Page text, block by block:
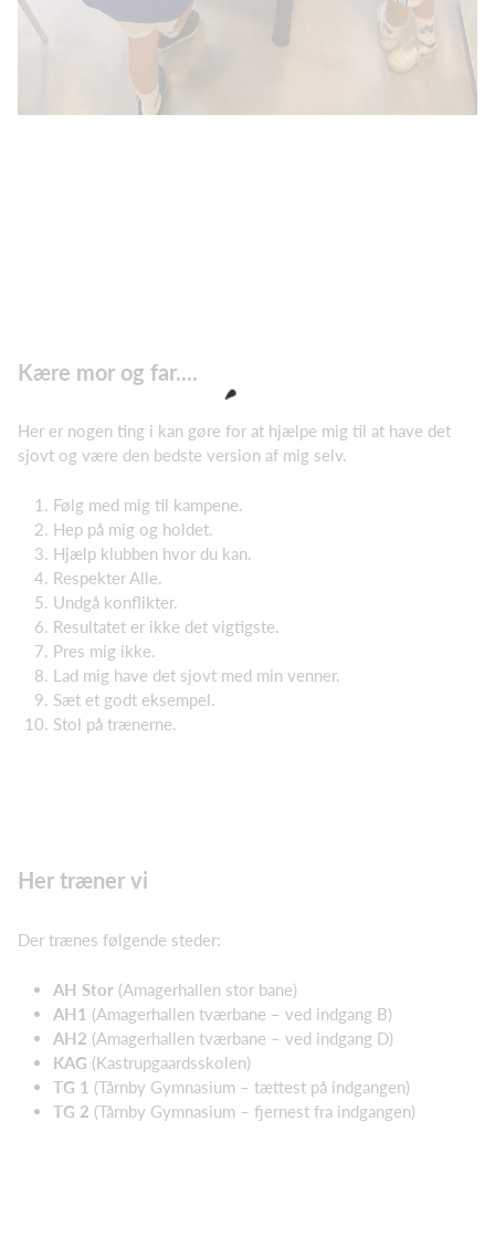
Kære mor og far....
Her er nogen ting i kan gøre for at hjælpe mig til at have det
sjovt og være den bedste version af mig selv.
Følg med mig til kampene.
Hep på mig og holdet.
Hjælp klubben hvor du kan.
Respekter Alle.
Undgå konflikter.
Resultatet er ikke det vigtigste.
Pres mig ikke.
Lad mig have det sjovt med min venner.
Sæt et godt eksempel.
Stol på trænerne.
Her træner vi
Der trænes følgende steder:
AH Stor (Amagerhallen stor bane)
AH1 (Amagerhallen tværbane – ved indgang B)
AH2 (Amagerhallen tværbane – ved indgang D)
KAG (Kastrupgaardsskolen)
TG 1 (Tårnby Gymnasium – tættest på indgangen)
TG 2 (Tårnby Gymnasium – fjernest fra indgangen)